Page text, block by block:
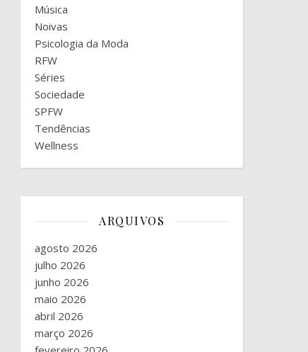
Música
Noivas
Psicologia da Moda
RFW
Séries
Sociedade
SPFW
Tendências
Wellness
ARQUIVOS
agosto 2026
julho 2026
junho 2026
maio 2026
abril 2026
março 2026